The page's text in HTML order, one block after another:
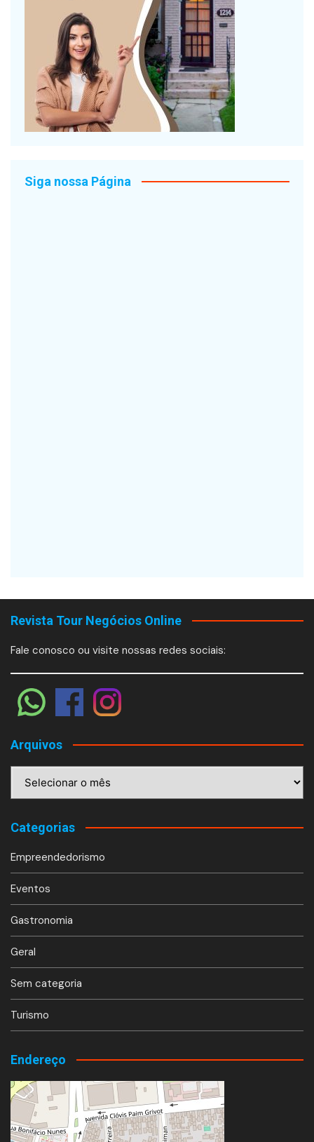
Siga nossa Página
Revista Tour Negócios Online
Fale conosco ou visite nossas redes sociais:
Arquivos
Categorias
Empreendedorismo
Eventos
Gastronomia
Geral
Sem categoria
Turismo
Endereço